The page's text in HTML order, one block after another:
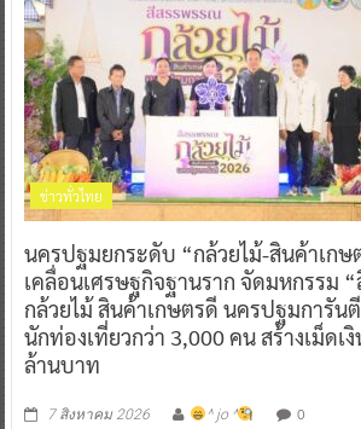
ข่าวทั่วไทย
นครปฐมยกระดับ “กล้วยไม้-สินค้าเก
เคลื่อนเศรษฐกิจฐานราก จัดมหกรรม
กล้วยไม้ สินค้าเกษตรดี นครปฐมการัน
นักท่องเที่ยวกว่า 3,000 คน สร้างเม็ดเ
ล้านบาท
7 สิงหาคม 2026 ^ jo ^ 0